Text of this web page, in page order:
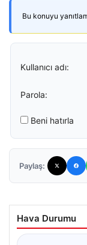
Bu konuyu
Kullanıcı adı:
Parola:
Beni hatırla
Paylaş:
Hava Durumu